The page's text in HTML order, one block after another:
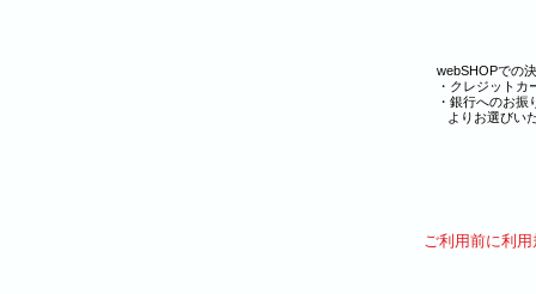
webSHOPでの
・クレジットカ
・銀行へのお
よりお選びい
ご利用前に利